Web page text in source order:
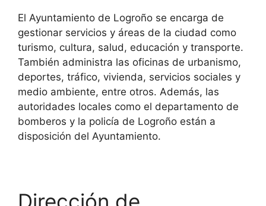
El Ayuntamiento de Logroño se encarga de
gestionar servicios y áreas de la ciudad como
turismo, cultura, salud, educación y transporte.
También administra las oficinas de urbanismo,
deportes, tráfico, vivienda, servicios sociales y
medio ambiente, entre otros. Además, las
autoridades locales como el departamento de
bomberos y la policía de Logroño están a
disposición del Ayuntamiento.